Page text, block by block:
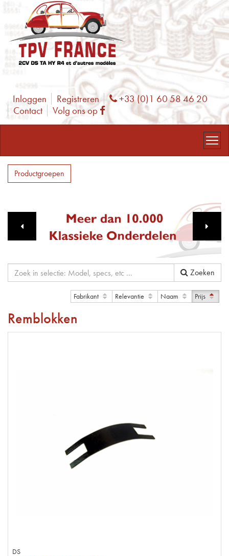
Inloggen Registreren Phone
+33 (0)1 60 58 46 20
Contact
Volg ons op Facebook
Productgroepen
Zoeken
Fabrikant Relevantie Naam Prijs
Remblokken
DS